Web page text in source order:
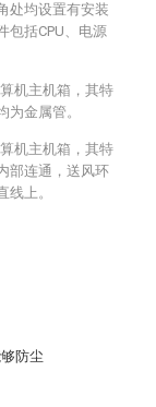
防尘
处均设置有安装
包括CPU、电源
机主机箱，其特
金属管。
机主机箱，其特
部连通，送风环
上。